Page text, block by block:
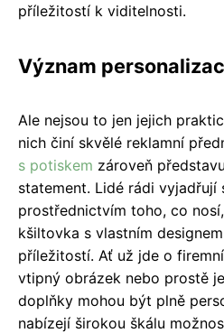
příležitostí k viditelnosti.
Význam
Ale nejsou to jen jejich
nich činí skvělé reklamní
s potiskem zároveň
statement. Lidé rádi vyjadřují
prostřednictvím toho, co
kšiltovka s vlastním
příležitostí. Ať už jde o
vtipný obrázek nebo prostě
doplňky mohou být plně
nabízejí širokou škálu